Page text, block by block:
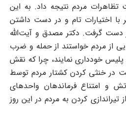
مردم نتیجه داد. به این
اختیارات تام و در دست داشتن
دست گرفت. دکتر مصدق و آیت‌الله
از مردم خواستند از حمله و ضرب
خودداری نمایند، چرا که نقش
در خنثی کردن کشتار مردم توسط
و امتناع فرماندهان واحدهای
تیراندازی کردن به مردم در این روز